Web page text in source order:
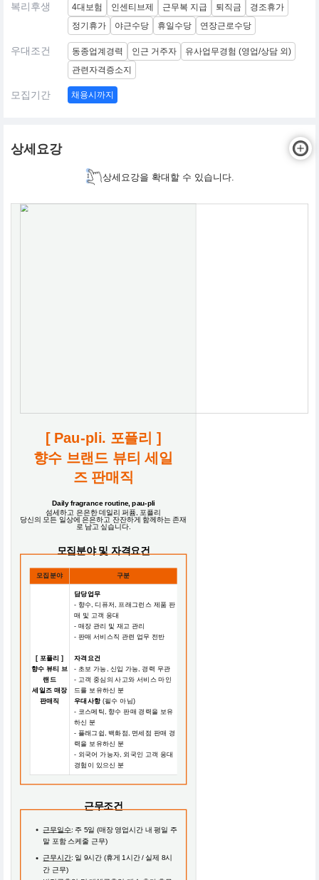
복리후생 4대보험 인센티브제 근무복 지급 퇴직금
경조휴가
정기휴가
야근수당 휴일수당 연장근로수당
우대조건 동종업계경력 인근 거주자
유사업무경험 (영업/상담 외)
관련자격증소지
모집기간 채용시까지
상세요강
상세요강을 확대할 수 있습니다.
[ Pau-pli. 포플리 ]
향수 브랜드 뷰티 세일
즈 판매직
Daily fragrance routine, pau-pli
섬세하고 은은한 데일리 퍼퓸, 포플리
당신의 모든 일상에 은은하고 잔잔하게 함께하는 존재
로 남고 싶습니다.
모집분야 및 자격요건
모집분야 구분
[ 포플리 ]
향수 뷰티 브
랜드
세일즈 매장
판매직
담당업무
- 향수, 디퓨저, 프래그런스 제품 판
매 및 고객 응대
- 매장 관리 및 재고 관리
- 판매 서비스직 관련 업무 전반
자격요건
- 초보 가능, 신입 가능, 경력 무관
- 고객 중심의 사고와 서비스 마인
드를 보유하신 분
우대사항 (필수 아님)
- 코스메틱, 향수 판매 경력을 보유
하신 분
- 플래그쉽, 백화점, 면세점 판매 경
력을 보유하신 분
- 외국어 가능자, 외국인 고객 응대
경험이 있으신 분
근무조건
근무일수: 주 5일 (매장 영업시간 내 평일 주
말 포함 스케줄 근무)
근무시간: 일 9시간 (휴게 1시간 / 실제 8시
간 근무)